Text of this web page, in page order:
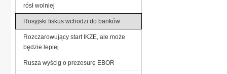
rósł wolniej
Rosyjski fiskus wchodzi do banków
Rozczarowujący start IKZE, ale może
będzie lepiej
Rusza wyścig o prezesurę EBOR